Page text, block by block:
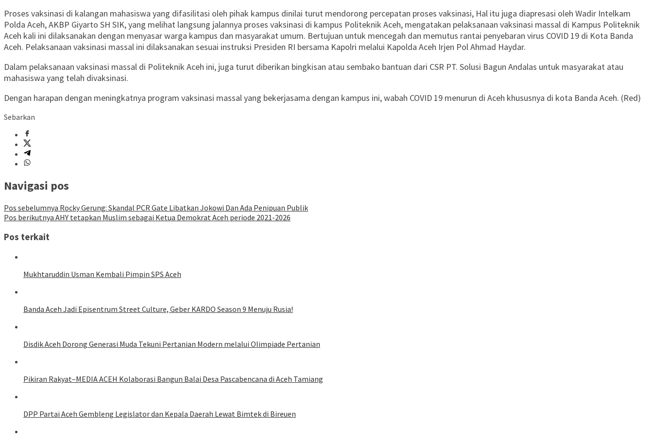
Proses vaksinasi di kalangan mahasiswa yang difasilitasi oleh pihak kampus dinilai turut mendorong percepatan proses vaksinasi, Hal itu juga diapresasi oleh Wadir Intelkam
Polda Aceh, AKBP Giyarto SH SIK, yang melihat langsung jalannya proses vaksinasi di kampus Politeknik Aceh, mengatakan pelaksanaan vaksinasi massal di Kampus Politeknik
Aceh kali ini dilaksanakan dengan menyasar warga kampus dan masyarakat umum. Bertujuan untuk mencegah dan memutus rantai penyebaran virus COVID 19 di Kota Banda
Aceh. Pelaksanaan vaksinasi massal ini dilaksanakan sesuai instruksi Presiden RI bersama Kapolri melalui Kapolda Aceh Irjen Pol Ahmad Haydar.
Dalam pelaksanaan vaksinasi massal di Politeknik Aceh ini, juga turut diberikan bingkisan atau sembako bantuan dari CSR PT. Solusi Bagun Andalas untuk masyarakat atau
mahasiswa yang telah divaksinasi.
Dengan harapan dengan meningkatnya program vaksinasi massal yang bekerjasama dengan kampus ini, wabah COVID 19 menurun di Aceh khususnya di kota Banda Aceh. (Red)
Sebarkan
Navigasi pos
Pos sebelumnya Rocky Gerung: Skandal PCR Gate Libatkan Jokowi Dan Ada Penipuan Publik
Pos berikutnya AHY tetapkan Muslim sebagai Ketua Demokrat Aceh periode 2021-2026
Pos terkait
Mukhtaruddin Usman Kembali Pimpin SPS Aceh
Banda Aceh Jadi Episentrum Street Culture, Geber KARDO Season 9 Menuju Rusia!
Disdik Aceh Dorong Generasi Muda Tekuni Pertanian Modern melalui Olimpiade Pertanian
Pikiran Rakyat–MEDIA ACEH Kolaborasi Bangun Balai Desa Pascabencana di Aceh Tamiang
DPP Partai Aceh Gembleng Legislator dan Kepala Daerah Lewat Bimtek di Bireuen